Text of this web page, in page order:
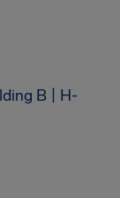
B | H-